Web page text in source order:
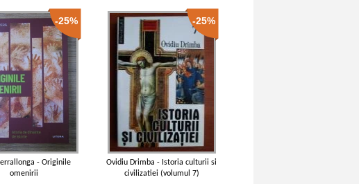
-25%
- Originile
omenirii
-25%
Ovidiu Drimba - Istoria culturii si
civilizatiei (volumul 7)